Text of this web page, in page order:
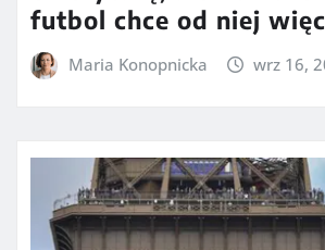
futbol chce od niej
Maria Konopnicka wrz 16,